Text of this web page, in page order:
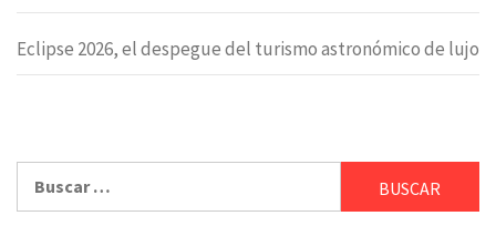
Eclipse 2026, el despegue del turismo astronómico de lujo